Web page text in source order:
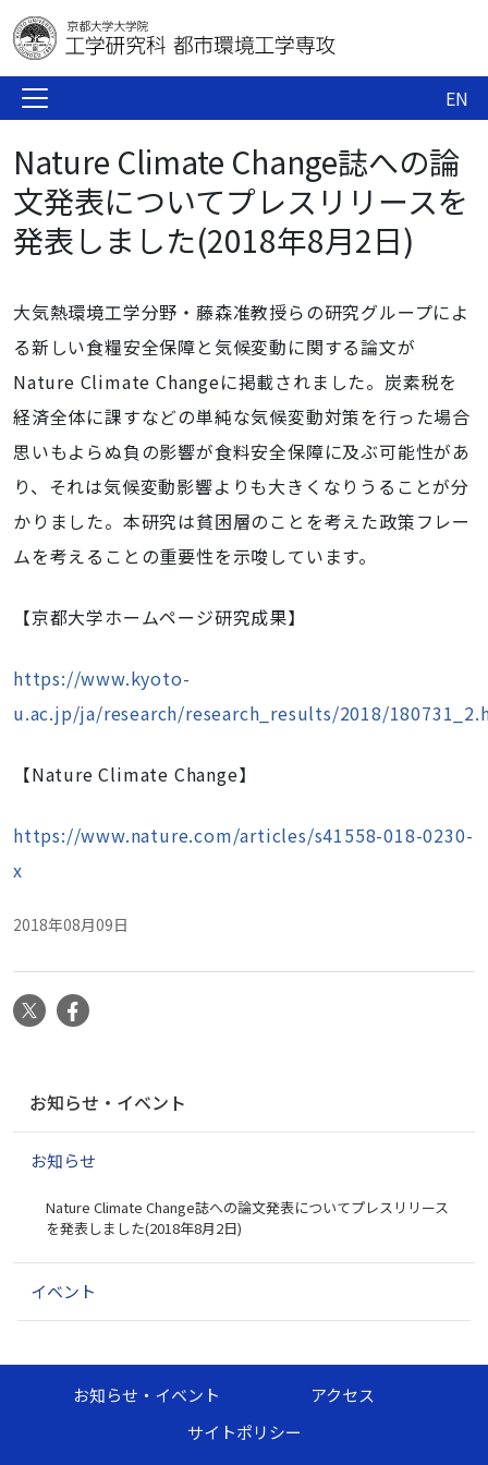
EN
Nature Climate Change誌への論
文発表についてプレスリリースを
発表しました(2018年8月2日)
大気熱環境工学分野・藤森准教授らの研究グループによ
る新しい食糧安全保障と気候変動に関する論文が
Nature Climate Changeに掲載されました。炭素税を
経済全体に課すなどの単純な気候変動対策を行った場合
思いもよらぬ負の影響が食料安全保障に及ぶ可能性があ
り、それは気候変動影響よりも大きくなりうることが分
かりました。本研究は貧困層のことを考えた政策フレー
ムを考えることの重要性を示唆しています。
【京都大学ホームページ研究成果】
https://www.kyoto-
u.ac.jp/ja/research/research_results/2018/
【Nature Climate Change】
https://www.nature.com/articles/s41558-018-0230-
x
2018年08月09日
X
ゲ
お知らせ・イベント
お知らせ
Nature Climate Change誌への論文発表についてプレスリリース
を発表しました(2018年8月2日)
イベント
お知らせ・イベント
アクセス
サイトポリシー